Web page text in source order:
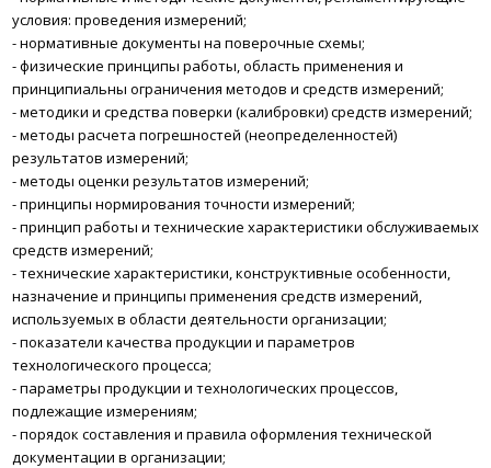
условия: проведения измерений;
-нормативные документы на поверочные схемы;
-физические принципы работы, область применения и
принципиальны ограничения методов и средств измерений;
-методики и средства поверки (калибровки) средств измерений;
-методы расчета погрешностей (неопределенностей)
результатов измерений;
-методы оценки результатов измерений;
-принципы нормирования точности измерений;
-принцип работы и технические характеристики обслуживаемых
средств измерений;
-технические характеристики, конструктивные особенности,
назначение и принципы применения средств измерений,
используемых в области деятельности организации;
-показатели качества продукции и параметров
технологического процесса;
-параметры продукции и технологических процессов,
подлежащие измерениям;
-порядок составления и правила оформления технической
документации в организации;